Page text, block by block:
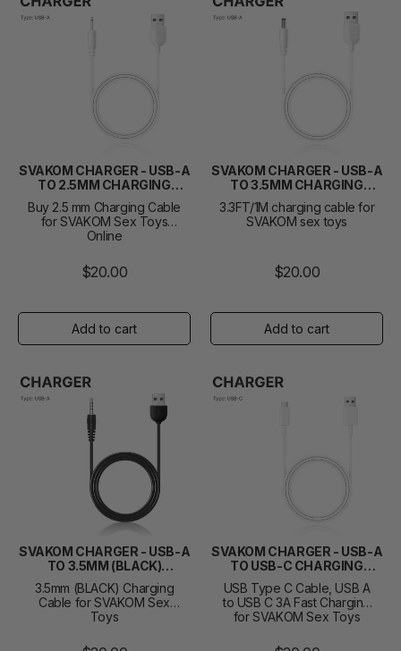
SVAKOM CHARGER - USB-A
TO 2.5MM CHARGING
CABLE
Buy 2.5 mm Charging Cable
for SVAKOM Sex Toys
Online
$20.00
SVAKOM CHARGER - USB-A
TO 3.5MM CHARGING
CABLE
3.3FT/1M charging cable for
SVAKOM sex toys
$20.00
SVAKOM CHARGER - USB-A
TO 3.5MM (BLACK)
CHARGING CABLE
3.5mm (BLACK) Charging
Cable for SVAKOM Sex
Toys
SVAKOM CHARGER - USB-A
TO USB-C CHARGING
CABLE
USB Type C Cable, USB A
to USB C 3A Fast Charging
for SVAKOM Sex Toys